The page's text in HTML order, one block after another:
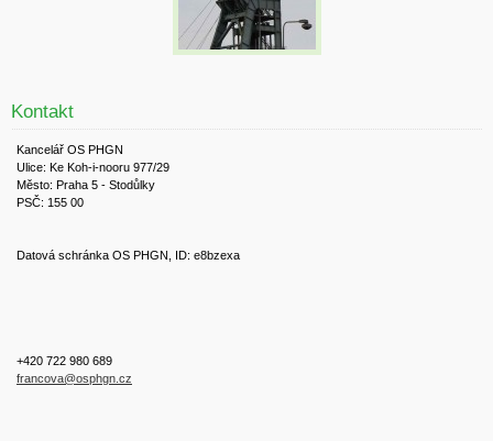
Kontakt
Kancelář OS PHGN
Ulice: Ke Koh-i-nooru 977/29
Město: Praha 5 - Stodůlky
PSČ: 155 00
Datová schránka OS PHGN, ID: e8bzexa
+420 722 980 689
francova@osphgn.cz